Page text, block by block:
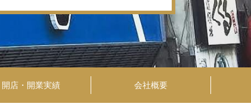
開店・開業実績 会社概要